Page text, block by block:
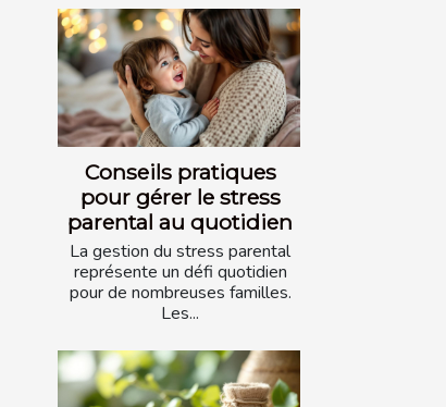
Conseils pratiques
pour gérer le stress
parental au quotidien
La gestion du stress parental
représente un défi quotidien
pour de nombreuses familles.
Les...